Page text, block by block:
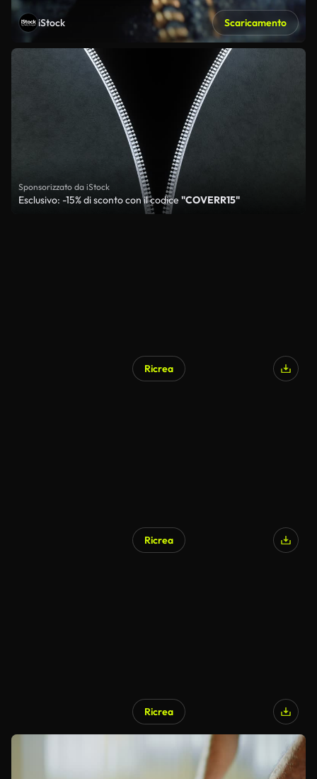
iStock Scaricamento
Sponsorizzato da iStock
Esclusivo: -15% di sconto con il codice "COVERR15"
Ricrea
Ricrea
Ricrea